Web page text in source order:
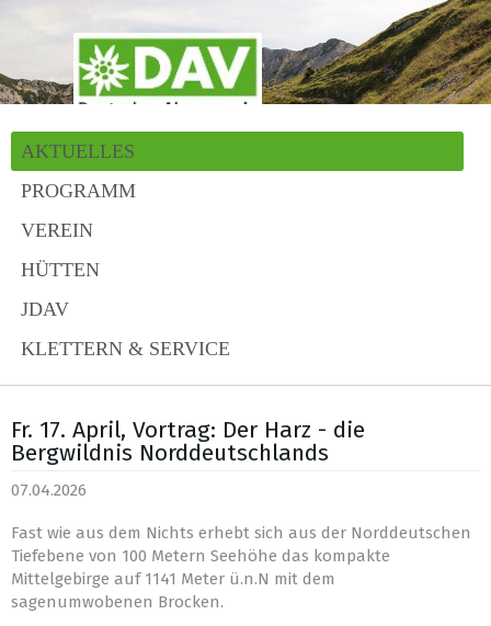
AKTUELLES
PROGRAMM
VEREIN
HÜTTEN
JDAV
KLETTERN & SERVICE
Fr. 17. April, Vortrag: Der Harz - die
Bergwildnis Norddeutschlands
07.04.2026
Fast wie aus dem Nichts erhebt sich aus der Norddeutschen
Tiefebene von 100 Metern Seehöhe das kompakte
Mittelgebirge auf 1141 Meter ü.n.N mit dem
sagenumwobenen Brocken.